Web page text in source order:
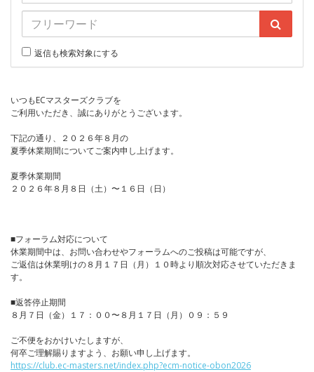
返信も検索対象にする
いつもECマスターズクラブを
ご利用いただき、誠にありがとうございます。
下記の通り、２０２６年８月の
夏季休業期間についてご案内申し上げます。
夏季休業期間
２０２６年８月８日（土）〜１６日（日）
■フォーラム対応について
休業期間中は、お問い合わせやフォーラムへのご投稿は可能ですが、
ご返信は休業明けの８月１７日（月）１０時より順次対応させていただきま
す。
■返答停止期間
８月７日（金）１７：００〜８月１７日（月）０９：５９
ご不便をおかけいたしますが、
何卒ご理解賜りますよう、お願い申し上げます。
https://club.ec-masters.net/index.php?ecm-notice-obon2026